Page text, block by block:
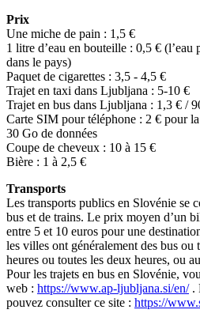
Prix
Une miche de pain : 1,5 €
1 litre d’eau en bouteille : 0,5 €
dans le pays)
Paquet de cigarettes : 3,5 - 4,5 €
Trajet en taxi dans Ljubljana : 5-10 €
Trajet en bus dans Ljubljana : 1,3 € /
Carte SIM pour téléphone : 2 € pour
30 Go de données
Coupe de cheveux : 10 à 15 €
Bière : 1 à 2,5 €
Transports
Les transports publics en Slovénie se
bus et de trains. Le prix moyen d’un
entre 5 et 10 euros pour une
les villes ont généralement des bus
heures ou toutes les deux heures, ou
Pour les trajets en bus en Slovénie,
web : https://www.ap-ljubljana.si/en/.
pouvez consulter ce site : https://